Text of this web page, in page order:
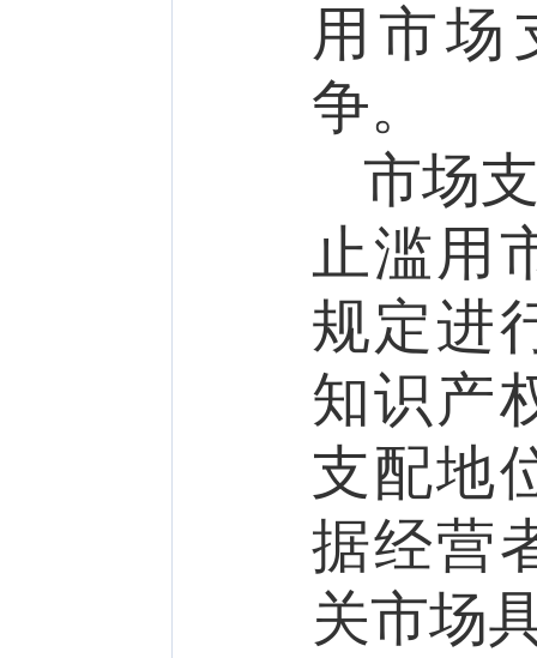
用市场
争。
市场
止滥用
规定进
知识产
支配地
据经营
关市场